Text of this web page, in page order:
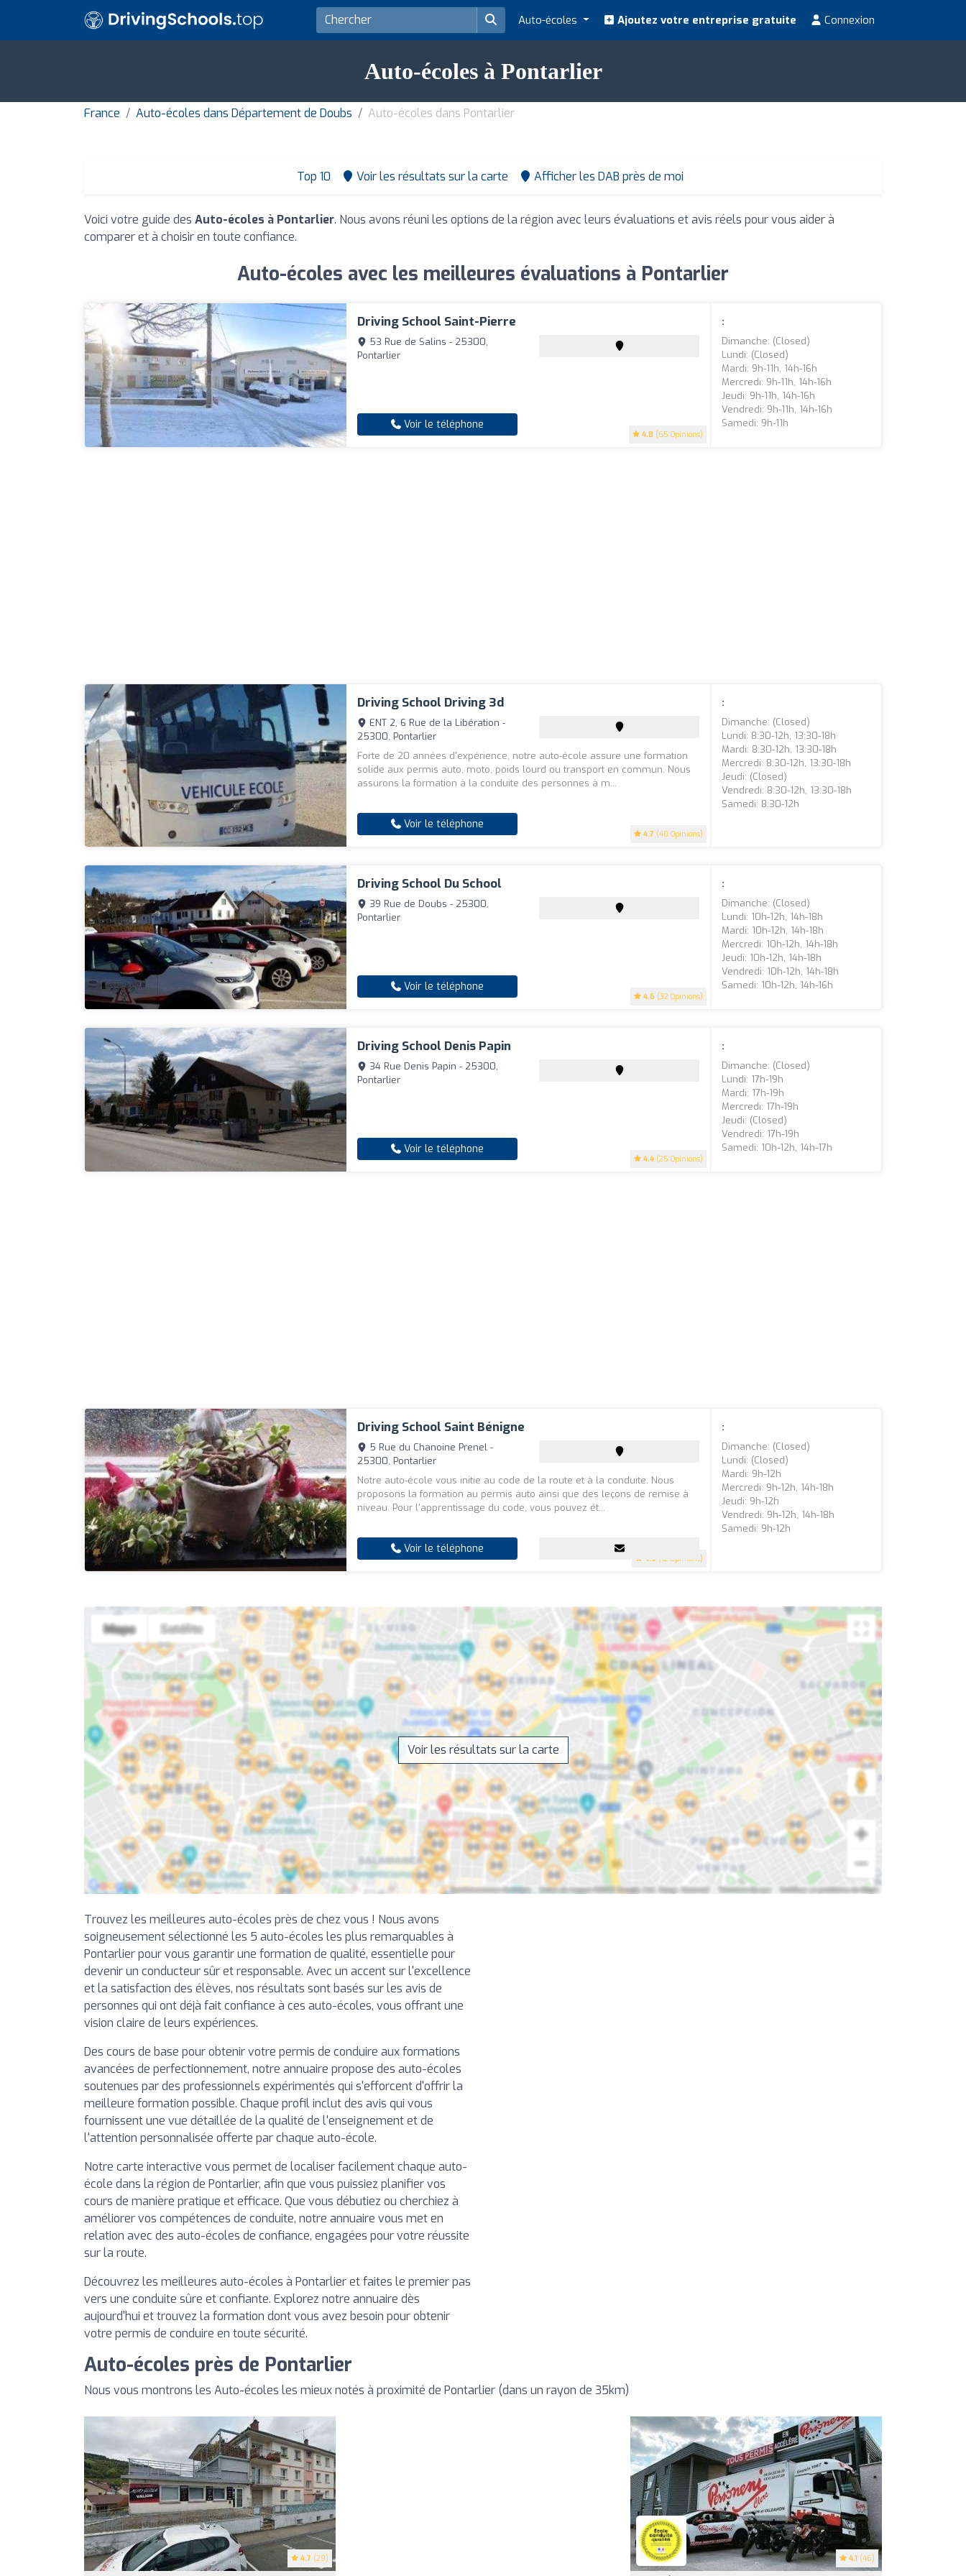
Auto-écoles Ajoutez votre entreprise gratuite Connexion
Auto-écoles à Pontarlier
France Auto-écoles dans Département de Doubs Auto-écoles dans Pontarlier
Top 10 Voir les résultats sur la carte Afficher les DAB près de moi
Voici votre guide des Auto-écoles à Pontarlier. Nous avons réuni les options de la région avec leurs évaluations et avis réels pour vous aider à
comparer et à choisir en toute confiance.
Auto-écoles avec les meilleures évaluations à Pontarlier
Driving School Saint-Pierre
4.8 (65 Opinions)
53 Rue de Salins - 25300,
Pontarlier
Voir le téléphone
:
Dimanche: (closed)
Lundi: (closed)
Mardi: 9h-11h, 14h-16h
Mercredi: 9h-11h, 14h-16h
Jeudi: 9h-11h, 14h-16h
Vendredi: 9h-11h, 14h-16h
Samedi: 9h-11h
Driving School Driving 3d
4.7 (40 Opinions)
ENT 2, 6 Rue de la Libération -
25300, Pontarlier
Forte de 20 années d'expérience, notre auto-école assure une formation
solide aux permis auto, moto, poids lourd ou transport en commun. Nous
assurons la formation à la conduite des personnes à m...
Voir le téléphone
:
Dimanche: (closed)
Lundi: 8:30-12h, 13:30-18h
Mardi: 8:30-12h, 13:30-18h
Mercredi: 8:30-12h, 13:30-18h
Jeudi: (closed)
Vendredi: 8:30-12h, 13:30-18h
Samedi: 8:30-12h
Driving School Du School
4.6 (32 Opinions)
39 Rue de Doubs - 25300,
Pontarlier
Voir le téléphone
:
Dimanche: (closed)
Lundi: 10h-12h, 14h-18h
Mardi: 10h-12h, 14h-18h
Mercredi: 10h-12h, 14h-18h
Jeudi: 10h-12h, 14h-18h
Vendredi: 10h-12h, 14h-18h
Samedi: 10h-12h, 14h-16h
Driving School Denis Papin
4.4 (25 Opinions)
34 Rue Denis Papin - 25300,
Pontarlier
Voir le téléphone
:
Dimanche: (closed)
Lundi: 17h-19h
Mardi: 17h-19h
Mercredi: 17h-19h
Jeudi: (closed)
Vendredi: 17h-19h
Samedi: 10h-12h, 14h-17h
Driving School Saint Bénigne
4.9 (12 Opinions)
5 Rue du Chanoine Prenel -
25300, Pontarlier
Notre auto-école vous initie au code de la route et à la conduite. Nous
proposons la formation au permis auto ainsi que des leçons de remise à
niveau. Pour l'apprentissage du code, vous pouvez ét...
Voir le téléphone
:
Dimanche: (closed)
Lundi: (closed)
Mardi: 9h-12h
Mercredi: 9h-12h, 14h-18h
Jeudi: 9h-12h
Vendredi: 9h-12h, 14h-18h
Samedi: 9h-12h
Voir les résultats sur la carte
Trouvez les meilleures auto-écoles près de chez vous ! Nous avons
soigneusement sélectionné les 5 auto-écoles les plus remarquables à
Pontarlier pour vous garantir une formation de qualité, essentielle pour
devenir un conducteur sûr et responsable. Avec un accent sur l'excellence
et la satisfaction des élèves, nos résultats sont basés sur les avis de
personnes qui ont déjà fait confiance à ces auto-écoles, vous offrant une
vision claire de leurs expériences.
Des cours de base pour obtenir votre permis de conduire aux formations
avancées de perfectionnement, notre annuaire propose des auto-écoles
soutenues par des professionnels expérimentés qui s'efforcent d'offrir la
meilleure formation possible. Chaque profil inclut des avis qui vous
fournissent une vue détaillée de la qualité de l'enseignement et de
l'attention personnalisée offerte par chaque auto-école.
Notre carte interactive vous permet de localiser facilement chaque auto-
école dans la région de Pontarlier, afin que vous puissiez planifier vos
cours de manière pratique et efficace. Que vous débutiez ou cherchiez à
améliorer vos compétences de conduite, notre annuaire vous met en
relation avec des auto-écoles de confiance, engagées pour votre réussite
sur la route.
Découvrez les meilleures auto-écoles à Pontarlier et faites le premier pas
vers une conduite sûre et confiante. Explorez notre annuaire dès
aujourd'hui et trouvez la formation dont vous avez besoin pour obtenir
votre permis de conduire en toute sécurité.
Auto-écoles près de Pontarlier
Nous vous montrons les Auto-écoles les mieux notés à proximité de Pontarlier (dans un rayon de 35km)
4.7 (29) 4.1 (46)